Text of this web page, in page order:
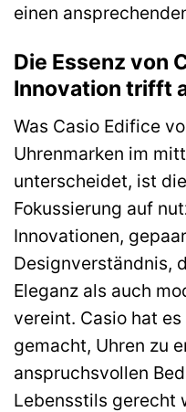
einen
Die Essenz von
Innovation trifft
Was Casio Edifice
Uhrenmarken im
unterscheidet, ist
Fokussierung auf
Innovationen,
Designverständnis,
Eleganz als auch
vereint. Casio hat
gemacht, Uhren zu
anspruchsvollen
Lebensstils gerecht